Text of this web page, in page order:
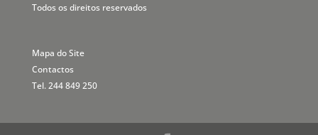
Todos os direitos reservados
Mapa do Site
Contactos
Tel. 244 849 250